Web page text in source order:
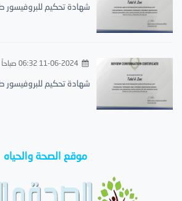
شهادة تحكيم للبروفيسور
11-06-2024 06:32 صباحاً
شهادة تحكيم للبروفيسور
موقع الصحة والحياه